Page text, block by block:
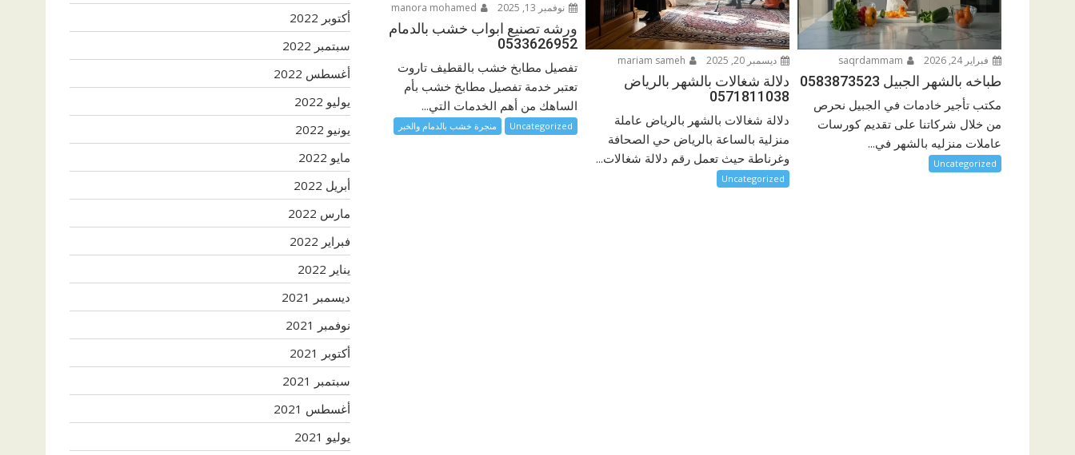
فبراير 24, 2026
طباخه بالشهر الجبيل 0583873523
مكتب تأجير خادمات في الجبيل نحرص
من خلال شركاتنا على تقديم كورسات
عاملات منزليه بالشهر في...
Uncategorized
ديسمبر 20, 2025
دلالة شغالات بالشهر بالرياض
0571811038
دلالة شغالات بالشهر بالرياض عاملة
منزلية بالساعة بالرياض حي الصحافة
وغرناطة حيث تعمل رقم دلالة شغالات...
Uncategorized
نوفمبر 13, 2025
ورشه تصنيع ابواب خشب بالدمام
0533626952
تفصيل مطابخ خشب بالقطيف تاروت
تعتبر خدمة تفصيل مطابخ خشب بأم
الساهك من أهم الخدمات التي...
Uncategorized منجرة خشب بالدمام والخبر
أكتوبر 2022
سبتمبر 2022
أغسطس 2022
يوليو 2022
يونيو 2022
مايو 2022
أبريل 2022
مارس 2022
فبراير 2022
يناير 2022
ديسمبر 2021
نوفمبر 2021
أكتوبر 2021
سبتمبر 2021
أغسطس 2021
يوليو 2021